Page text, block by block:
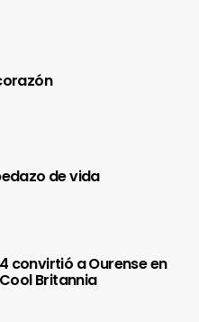
de vida
convirtió a Ourense en
Britannia